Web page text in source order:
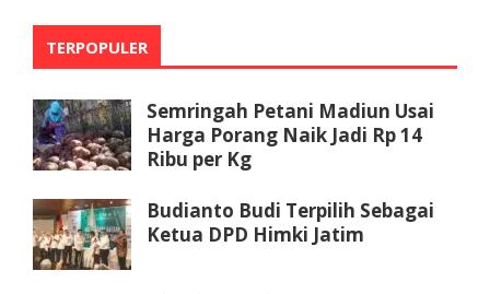
TERPOPULER
Semringah Petani Madiun Usai
Harga Porang Naik Jadi Rp 14
Ribu per Kg
Budianto Budi Terpilih Sebagai
Ketua DPD Himki Jatim